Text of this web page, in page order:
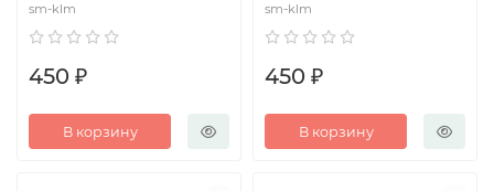
sm-klm
450 ₽
В корзину
sm-klm
450 ₽
В корзину